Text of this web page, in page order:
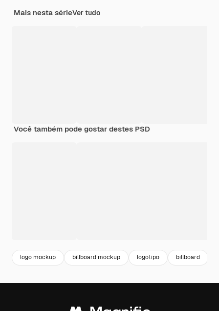
Mais nesta sérieVer tudo
Você também pode gostar destes PSD
logo mockup billboard mockup logotipo billboard